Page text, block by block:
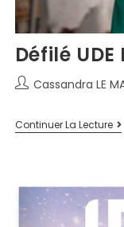
Défilé
Cassandra LE
Continuer La Lecture